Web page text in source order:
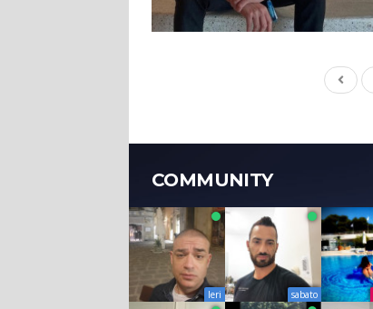
COMMUNITY
Ieri sabato